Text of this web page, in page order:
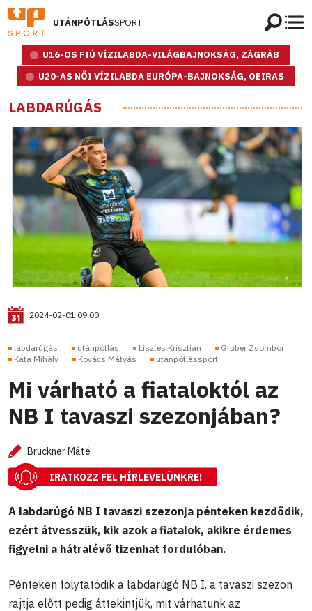
UTÁNPÓTLÁSSPORT
U16-OS FIÚ VÍZILABDA-VILÁGBAJNOKSÁG, ZÁGRÁB
U20-AS NŐI VÍZILABDA EURÓPA-BAJNOKSÁG, OEIRAS
LABDARÚGÁS
2024-02-01 09:00
labdarúgás utánpótlás Lisztes Krisztián
Gruber Zsombor
Kata Mihály
Kovács Mátyás utánpótlássport
Mi várható a fiataloktól az
NB I tavaszi szezonjában?
Bruckner Máté
IRATKOZZ FEL HÍRLEVELÜNKRE!
A labdarúgó NB I tavaszi szezonja pénteken kezdődik,
ezért átvesszük, kik azok a fiatalok, akikre érdemes
figyelni a hátralévő tizenhat fordulóban.
Pénteken folytatódik a labdarúgó NB I, a tavaszi szezon
rajtja előtt pedig áttekintjük, mit várhatunk az